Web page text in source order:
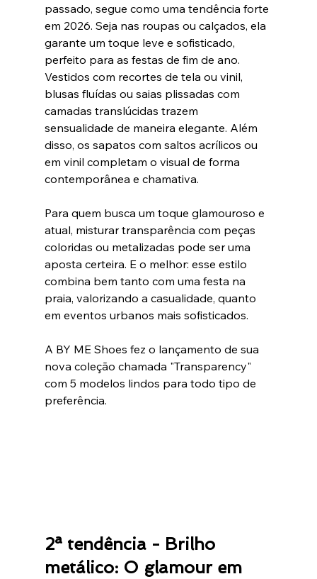
passado, segue como uma tendência forte
em 2026. Seja nas roupas ou calçados, ela
garante um toque leve e sofisticado,
perfeito para as festas de fim de ano.
Vestidos com recortes de tela ou vinil,
blusas fluídas ou saias plissadas com
camadas translúcidas trazem
sensualidade de maneira elegante. Além
disso, os sapatos com saltos acrílicos ou
em vinil completam o visual de forma
contemporânea e chamativa.
Para quem busca um toque glamouroso e
atual, misturar transparência com peças
coloridas ou metalizadas pode ser uma
aposta certeira. E o melhor: esse estilo
combina bem tanto com uma festa na
praia, valorizando a casualidade, quanto
em eventos urbanos mais sofisticados.
A BY ME Shoes fez o lançamento de sua
nova coleção chamada "Transparency"
com 5 modelos lindos para todo tipo de
preferência.
2ª tendência - Brilho
metálico: O glamour em